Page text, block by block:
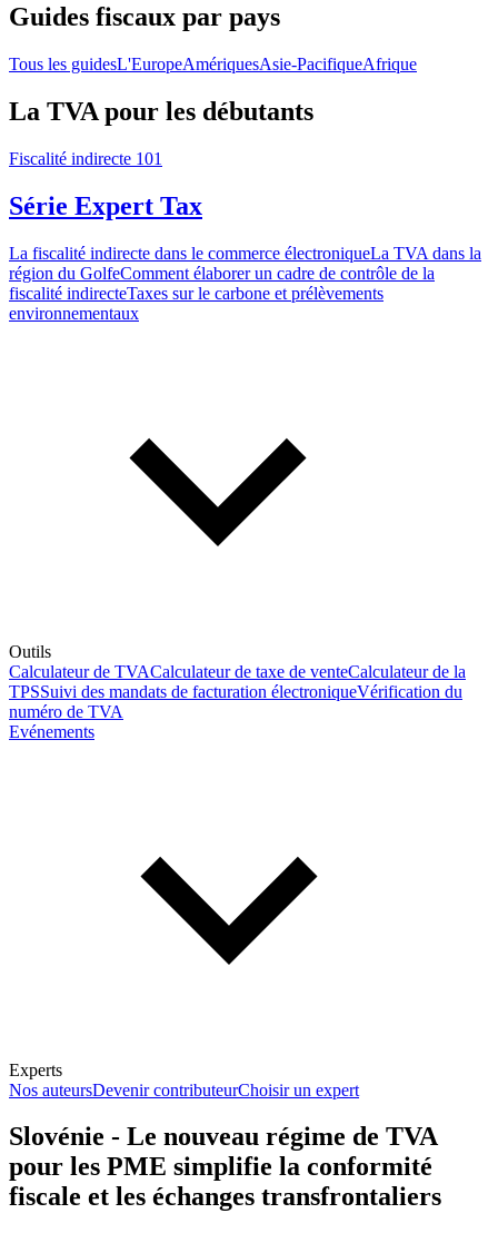
Guides fiscaux par pays
Tous les guidesL'EuropeAmériquesAsie-PacifiqueAfrique
La TVA pour les débutants
Fiscalité indirecte 101
Série Expert Tax
La fiscalité indirecte dans le commerce électroniqueLa TVA dans la
région du GolfeComment élaborer un cadre de contrôle de la
fiscalité indirecteTaxes sur le carbone et prélèvements
environnementaux
Outils
Calculateur de TVACalculateur de taxe de venteCalculateur de la
TPSSuivi des mandats de facturation électroniqueVérification du
numéro de TVA
Evénements
Experts
Nos auteursDevenir contributeurChoisir un expert
En savoir plus sur la fiscalité
Slovénie - Le nouveau régime de TVA
pour les PME simplifie la conformité
fiscale et les échanges transfrontaliers